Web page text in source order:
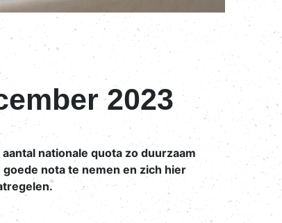
2023
nationale quota zo duurzaam
nota te nemen en zich hier